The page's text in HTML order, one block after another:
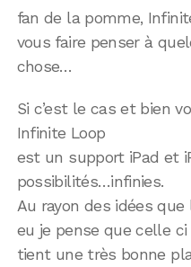
fan de la pomme,
vous faire penser à
chose…
Si c’est le cas et bien
Infinite Loop
est un support iPad et
possibilités…infinies.
Au rayon des idées que
eu je pense que celle ci
tient une très bonne